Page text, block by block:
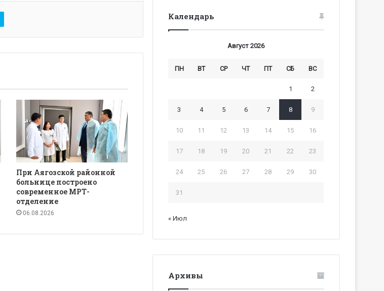
При Аягозской районной
больнице построено
современное МРТ-
отделение
06.08.2026
Календарь
Август 2026
ПН ВТ СР ЧТ ПТ СБ ВС
1 2
3 4 5 6 7 8 9
10 11 12 13 14 15 16
17 18 19 20 21 22 23
24 25 26 27 28 29 30
31
« Июл
Архивы